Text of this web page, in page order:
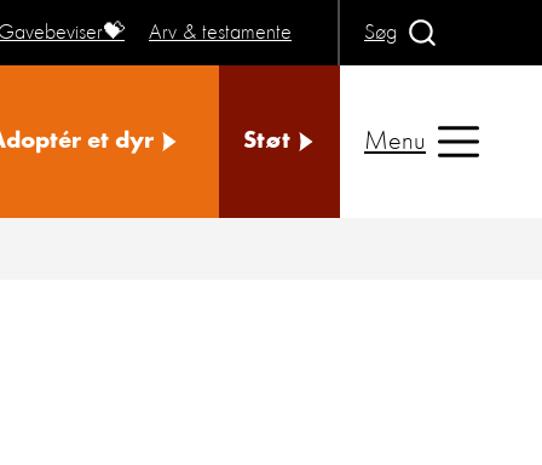
Arv & testamente Søg
et dyr Støt Menu